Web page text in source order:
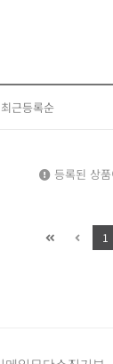
최근등록순
등록된 상품
1